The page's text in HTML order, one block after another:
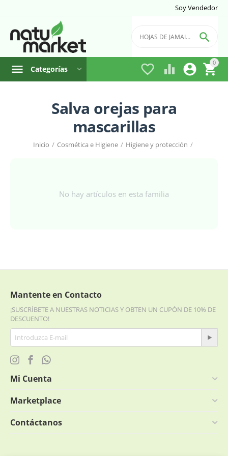
Soy Vendedor
0


 

Categorías
Salva orejas para
mascarillas
Inicio / Cosmética e Higiene / Higiene y protección /
No hay artículos en esta familia
Mantente en Contacto
¡SUSCRÍBETE A NUESTRAS NOTICIAS Y OBTEN UN CUPÓN DE 10% DE
DESCUENTO!
Mi Cuenta
Marketplace
Contáctanos